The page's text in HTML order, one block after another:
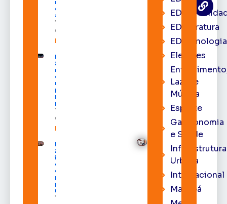
milhões
destinados
ao Amapá
7 de agosto
de 2026
Leia mais »
Expofeira
2026 começa
neste sábado
com shows,
negócios e
programação
para todos os
públicos
7 de agosto
de 2026
Leia mais »
Expofeira
2026
impulsiona
economia
e aumenta
procura
por hotéis
na capital
7 de
EDliteratura
EDtecnologia
Eleições
Lazer e
Música
Esporte
Gastronomia
e Saúde
Infraestrutura
Urbana
Internacional
Macapá